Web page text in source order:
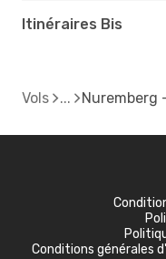
Itinéraires Bis
Vols Nuremberg
Conditions générales